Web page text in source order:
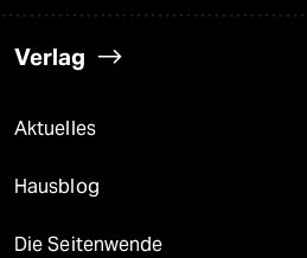
Verlag
Aktuelles
Hausblog
Die Seitenwende